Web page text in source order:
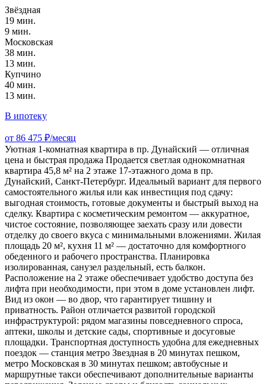
Звёздная
19 мин.
9 мин.
Московская
38 мин.
13 мин.
Купчино
40 мин.
13 мин.
В ипотеку
от 86 475 ₽/месяц
Уютная 1‑комнатная квартира в пр. Дунайский — отличная
цена и быстрая продажа Продается светлая однокомнатная
квартира 45,8 м² на 2 этаже 17‑этажного дома в пр.
Дунайский, Санкт‑Петербург. Идеальный вариант для первого
самостоятельного жилья или как инвестиция под сдачу:
выгодная стоимость, готовые документы и быстрый выход на
сделку. Квартира с косметическим ремонтом — аккуратное,
чистое состояние, позволяющее заехать сразу или довести
отделку до своего вкуса с минимальными вложениями. Жилая
площадь 20 м², кухня 11 м² — достаточно для комфортного
обеденного и рабочего пространства. Планировка
изолированная, санузел раздельный, есть балкон.
Расположение на 2 этаже обеспечивает удобство доступа без
лифта при необходимости, при этом в доме установлен лифт.
Вид из окон — во двор, что гарантирует тишину и
приватность. Район отличается развитой городской
инфраструктурой: рядом магазины повседневного спроса,
аптеки, школы и детские сады, спортивные и досуговые
площадки. Транспортная доступность удобна для ежедневных
поездок — станция метро Звездная в 20 минутах пешком,
метро Московская в 30 минутах пешком; автобусные и
маршрутные такси обеспечивают дополнительные варианты